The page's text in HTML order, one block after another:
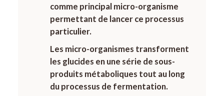
comme principal micro-organisme
permettant de lancer ce processus
particulier.
Les micro-organismes transforment
les glucides en une série de sous-
produits métaboliques tout au long
du processus de fermentation.